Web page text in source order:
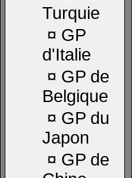
Turquie
¤ GP
d'Italie
¤ GP de
Belgique
¤ GP du
Japon
¤ GP de